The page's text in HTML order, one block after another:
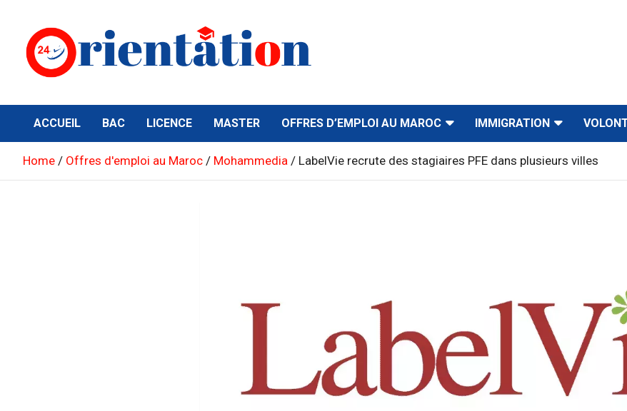
content
Orientation24
ACCUEIL BAC LICENCE MASTER OFFRES D’EMPLOI AU MAROC IMMIGRATION
Home Offres d'emploi au Maroc Mohammedia LabelVie recrute des stagiaires PFE dans plusieurs villes